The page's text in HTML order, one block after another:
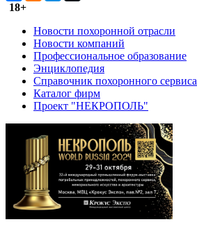
18+
Новости похоронной отрасли
Новости компаний
Профессиональное образование
Энциклопедия
Справочник похоронного сервиса
Каталог фирм
Проект "НЕКРОПОЛЬ"